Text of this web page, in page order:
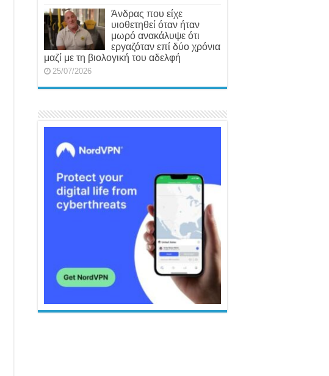
Άνδρας που είχε
υιοθετηθεί όταν ήταν
μωρό ανακάλυψε ότι
εργαζόταν επί δύο χρόνια
μαζί με τη βιολογική του αδελφή
25/07/2026